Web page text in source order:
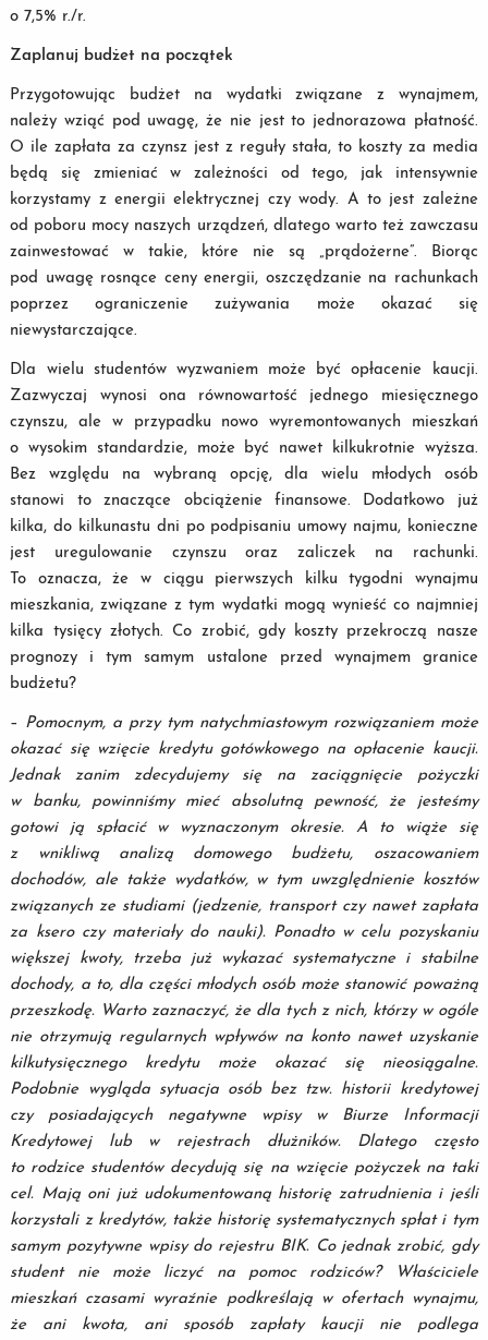
o 7,5% r./r.
Zaplanuj budżet na początek
Przygotowując budżet na wydatki związane z wynajmem,
należy wziąć pod uwagę, że nie jest to jednorazowa płatność.
O ile zapłata za czynsz jest z reguły stała, to koszty za media
będą się zmieniać w zależności od tego, jak intensywnie
korzystamy z energii elektrycznej czy wody. A to jest zależne
od poboru mocy naszych urządzeń, dlatego warto też zawczasu
zainwestować w takie, które nie są „prądożerne”. Biorąc
pod uwagę rosnące ceny energii, oszczędzanie na rachunkach
poprzez ograniczenie zużywania może okazać się
niewystarczające.
Dla wielu studentów wyzwaniem może być opłacenie kaucji.
Zazwyczaj wynosi ona równowartość jednego miesięcznego
czynszu, ale w przypadku nowo wyremontowanych mieszkań
o wysokim standardzie, może być nawet kilkukrotnie wyższa.
Bez względu na wybraną opcję, dla wielu młodych osób
stanowi to znaczące obciążenie finansowe. Dodatkowo już
kilka, do kilkunastu dni po podpisaniu umowy najmu, konieczne
jest uregulowanie czynszu oraz zaliczek na rachunki.
To oznacza, że w ciągu pierwszych kilku tygodni wynajmu
mieszkania, związane z tym wydatki mogą wynieść co najmniej
kilka tysięcy złotych. Co zrobić, gdy koszty przekroczą nasze
prognozy i tym samym ustalone przed wynajmem granice
budżetu?
– Pomocnym, a przy tym natychmiastowym rozwiązaniem może
okazać się wzięcie kredytu gotówkowego na opłacenie kaucji.
Jednak zanim zdecydujemy się na zaciągnięcie pożyczki
w banku, powinniśmy mieć absolutną pewność, że jesteśmy
gotowi ją spłacić w wyznaczonym okresie. A to wiąże się
z wnikliwą analizą domowego budżetu, oszacowaniem
dochodów, ale także wydatków, w tym uwzględnienie kosztów
związanych ze studiami (jedzenie, transport czy nawet zapłata
za ksero czy materiały do nauki). Ponadto w celu pozyskaniu
większej kwoty, trzeba już wykazać systematyczne i stabilne
dochody, a to, dla części młodych osób może stanowić poważną
przeszkodę. Warto zaznaczyć, że dla tych z nich, którzy w ogóle
nie otrzymują regularnych wpływów na konto nawet uzyskanie
kilkutysięcznego kredytu może okazać się nieosiągalne.
Podobnie wygląda sytuacja osób bez tzw. historii kredytowej
czy posiadających negatywne wpisy w Biurze Informacji
Kredytowej lub w rejestrach dłużników. Dlatego często
to rodzice studentów decydują się na wzięcie pożyczek na taki
cel. Mają oni już udokumentowaną historię zatrudnienia i jeśli
korzystali z kredytów, także historię systematycznych spłat i tym
samym pozytywne wpisy do rejestru BIK. Co jednak zrobić, gdy
student nie może liczyć na pomoc rodziców? Właściciele
mieszkań czasami wyraźnie podkreślają w ofertach wynajmu,
że ani kwota, ani sposób zapłaty kaucji nie podlega